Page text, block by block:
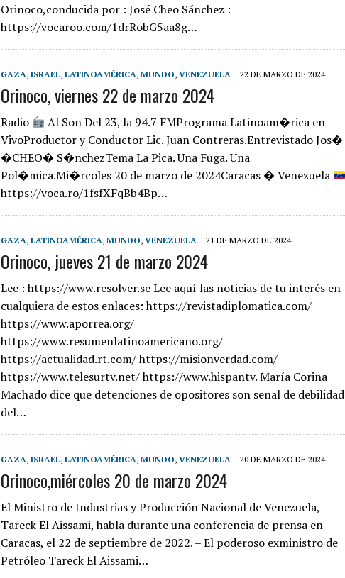
Orinoco,conducida por : José Cheo Sánchez :
https://vocaroo.com/1drRobG5aa8g…
GAZA, ISRAEL, LATINOAMÉRICA, MUNDO, VENEZUELA 22 DE MARZO DE 2024
Orinoco, viernes 22 de marzo 2024
Radio
Al Son Del 23, la 94.7 FMPrograma Latinoam�rica en
VivoProductor y Conductor Lic. Juan Contreras.Entrevistado Jos�
�CHEO� S�nchezTema La Pica. Una Fuga. Una
Pol�mica.Mi�rcoles 20 de marzo de 2024Caracas � Venezuela
https://voca.ro/1fsfXFqBb4Bp…
GAZA, LATINOAMÉRICA, MUNDO, VENEZUELA 21 DE MARZO DE 2024
Orinoco, jueves 21 de marzo 2024
Lee : https://www.resolver.se Lee aquí las noticias de tu interés en
cualquiera de estos enlaces: https://revistadiplomatica.com/
https://www.aporrea.org/
https://www.resumenlatinoamericano.org/
https://actualidad.rt.com/ https://misionverdad.com/
https://www.telesurtv.net/ https://www.hispantv. María Corina
Machado dice que detenciones de opositores son señal de debilidad
del…
GAZA, ISRAEL, LATINOAMÉRICA, MUNDO, VENEZUELA 20 DE MARZO DE 2024
Orinoco,miércoles 20 de marzo 2024
El Ministro de Industrias y Producción Nacional de Venezuela,
Tareck El Aissami, habla durante una conferencia de prensa en
Caracas, el 22 de septiembre de 2022. – El poderoso exministro de
Petróleo Tareck El Aissami…